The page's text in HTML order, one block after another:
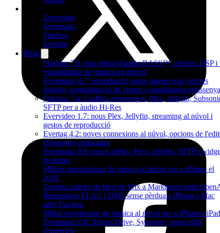
Evervideo
Evermusic
Flacbox
Evertag
Blog
Flacbox 7.6: nou motor d'àudio BASS™, efectes, DSP i
visualitzador de música en directe
Evermusic 8.7: reproducció sense pauses real, efectes
d'àudio, normalització de volum i equalitzador
Flacbox 7.4: CarPlay redissenyat, Plex, Jellyfin,
SFTP per a àudio Hi-Res
Evervideo 1.7: nous Plex, Jellyfin, streaming al núvol i
gestos de reproducció
Evertag 4.2: noves connexions al núvol, opcions de
d'etiquetes explicades
Evermusic 8.6: nou CarPlay, Plex, Jellyfin, SFTP i
de lletres
Millors reproductors de música al núvol per a iPhone el
2026
Exporta articles de blog de Wix a Markdown amb
Reprodueix FLAC i DSD sense pèrdua a iPhone i Mac
amb Flacbox
Millor reproductor de música al núvol per a iPhone i iPad
Evermusic 6.8: Aliyun Drive, Synology, nous estils
d'interfície